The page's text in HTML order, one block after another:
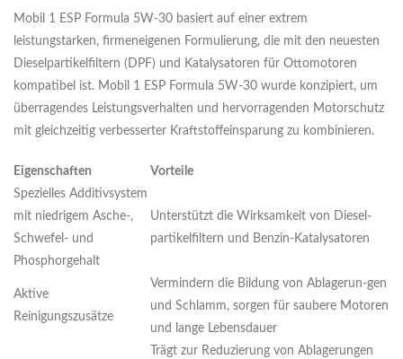
Mobil 1 ESP Formula 5W-30 basiert auf einer extrem
leistungstarken, firmeneigenen Formulierung, die mit den neuesten
Dieselpartikelfiltern (DPF) und Katalysatoren für Ottomotoren
kompatibel ist. Mobil 1 ESP Formula 5W-30 wurde konzipiert, um
überragendes Leistungsverhalten und hervorragenden Motorschutz
mit gleichzeitig verbesserter Kraftstoffeinsparung zu kombinieren.
Eigenschaften
Vorteile
Spezielles Additivsystem
mit niedrigem Asche-,
Schwefel- und
Phosphorgehalt
Unterstützt die Wirksamkeit von Diesel-
partikelfiltern und Benzin-Katalysatoren
Aktive
Reinigungszusätze
Vermindern die Bildung von Ablagerun-gen
und Schlamm, sorgen für saubere Motoren
und lange Lebensdauer
Trägt zur Reduzierung von Ablagerungen